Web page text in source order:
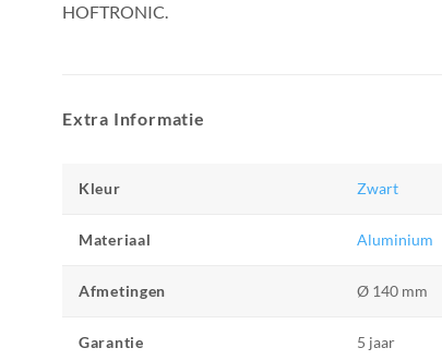
HOFTRONIC.
Extra Informatie
Kleur Zwart
Materiaal Aluminium
Afmetingen Ø 140 mm
Garantie 5 jaar